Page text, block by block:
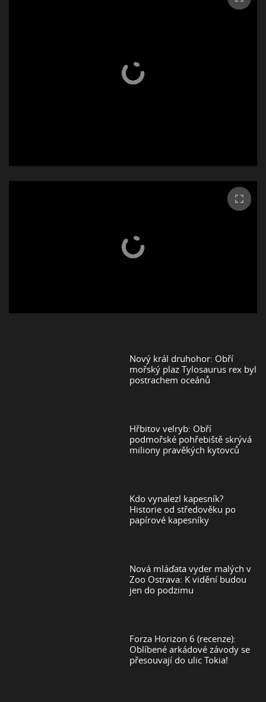
Nový král druhohor: Obří
mořský plaz Tylosaurus rex byl
postrachem oceánů
Hřbitov velryb: Obří
podmořské pohřebiště skrývá
miliony pravěkých kytovců
Kdo vynalezl kapesník?
Historie od středověku po
papírové kapesníky
Nová mláďata vyder malých v
Zoo Ostrava: K vidění budou
jen do podzimu
Forza Horizon 6 (recenze):
Oblíbené arkádové závody se
přesouvají do ulic Tokia!